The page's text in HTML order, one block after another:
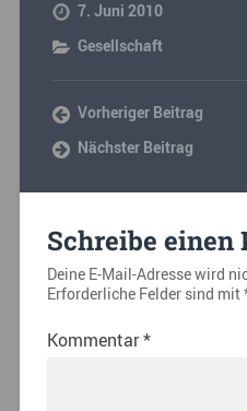
7. Juni 2010
Gesellschaft
Vorheriger Beitrag
Nächster Beitrag
Schreibe einen
Deine E-Mail-Adresse wird
Erforderliche Felder sind mit
Kommentar*